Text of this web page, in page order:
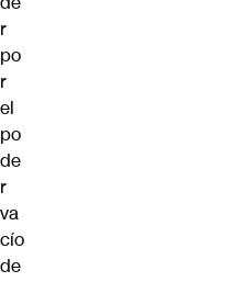
r
po
r
el
po
de
r
va
cío
de